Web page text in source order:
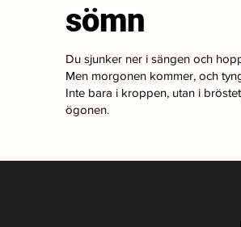
sömn
Du sjunker ner i sängen och
Men morgonen kommer, och
Inte bara i kroppen, utan i
ögonen.